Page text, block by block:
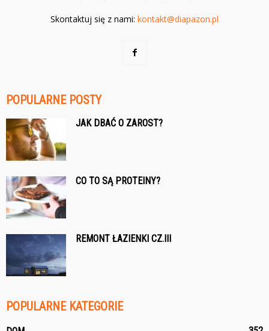
Skontaktuj się z nami: kontakt@diapazon.pl
POPULARNE POSTY
JAK DBAĆ O ZAROST?
CO TO SĄ PROTEINY?
REMONT ŁAZIENKI CZ.III
POPULARNE KATEGORIE